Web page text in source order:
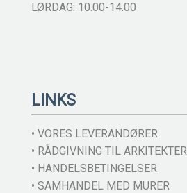
LØRDAG: 10.00-14.00
LINKS
• VORES LEVERANDØRER
• RÅDGIVNING TIL ARKITEKTER
• HANDELSBETINGELSER
• SAMHANDEL MED MURER